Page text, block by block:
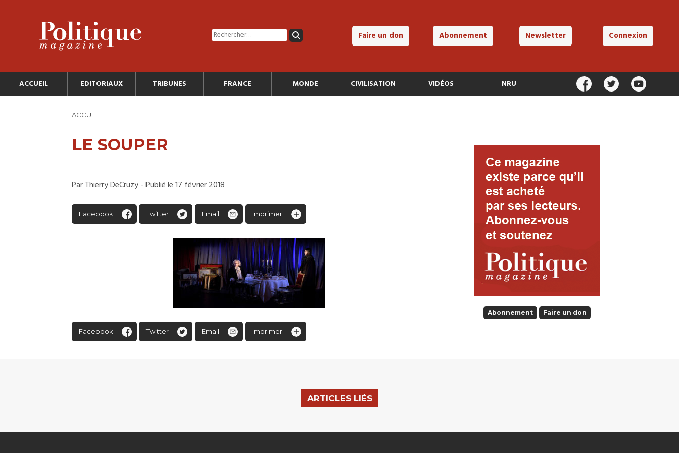
Faire un don Abonnement Newsletter Connexion
ACCUEIL EDITORIAUX TRIBUNES FRANCE MONDE CIVILISATION VIDÉOS NRU
ACCUEIL
LE SOUPER
ParThierry DeCruzy- Publié le 17 février 2018
Facebook Twitter Email Imprimer
Facebook Twitter Email Imprimer
Abonnement Faire un don
ARTICLES LIÉS